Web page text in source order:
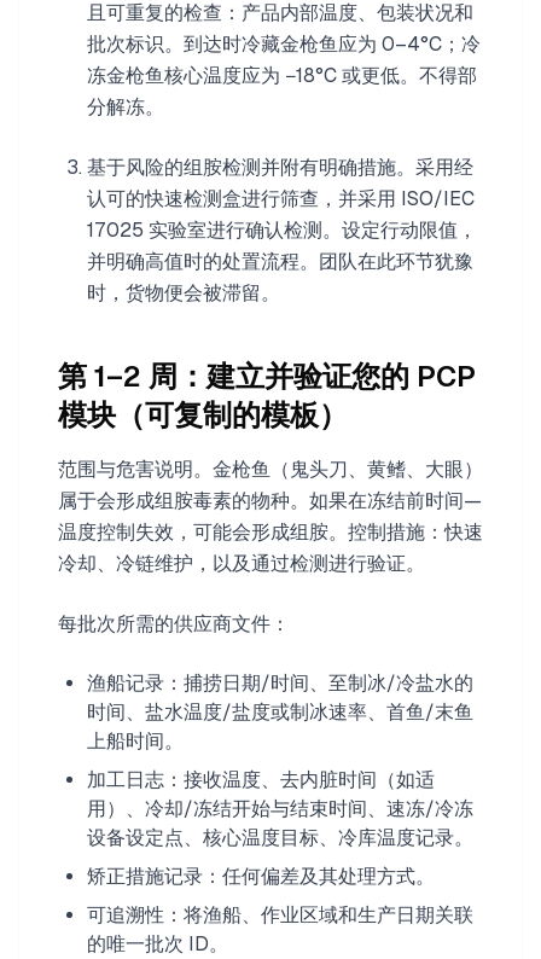
且可重复的检查：产品内部温度、包装状况和
批次标识。到达时冷藏金枪鱼应为 0–4°C；冷
冻金枪鱼核心温度应为 −18°C 或更低。不得部
分解冻。
基于风险的组胺检测并附有明确措施。采用经
认可的快速检测盒进行筛查，并采用 ISO/IEC
17025 实验室进行确认检测。设定行动限值，
并明确高值时的处置流程。团队在此环节犹豫
时，货物便会被滞留。
第 1–2 周：建立并验证您的 PCP
模块（可复制的模板）
范围与危害说明。金枪鱼（鬼头刀、黄鳍、大眼）
属于会形成组胺毒素的物种。如果在冻结前时间—
温度控制失效，可能会形成组胺。控制措施：快速
冷却、冷链维护，以及通过检测进行验证。
每批次所需的供应商文件：
渔船记录：捕捞日期/时间、至制冰/冷盐水的
时间、盐水温度/盐度或制冰速率、首鱼/末鱼
上船时间。
加工日志：接收温度、去内脏时间（如适
用）、冷却/冻结开始与结束时间、速冻/冷冻
设备设定点、核心温度目标、冷库温度记录。
矫正措施记录：任何偏差及其处理方式。
可追溯性：将渔船、作业区域和生产日期关联
的唯一批次 ID。